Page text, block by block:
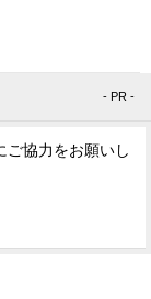
- PR -
ご協力をお願いし